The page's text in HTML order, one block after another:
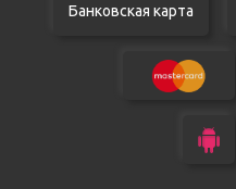
Банковская карта